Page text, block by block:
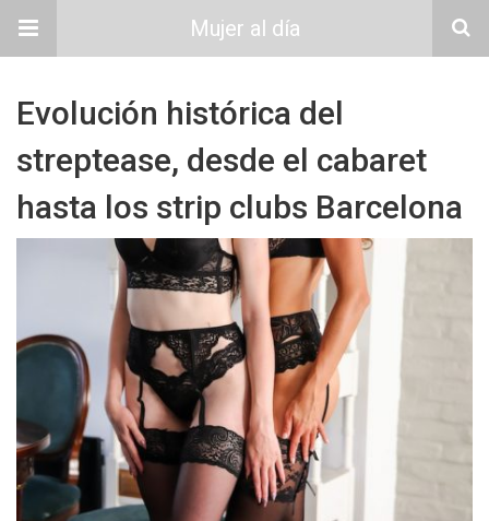
Mujer al día
Evolución histórica del
streptease, desde el cabaret
hasta los strip clubs Barcelona